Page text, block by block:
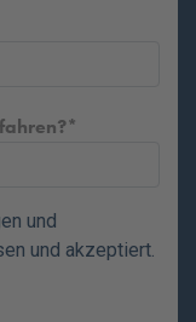
und
und akzeptiert.